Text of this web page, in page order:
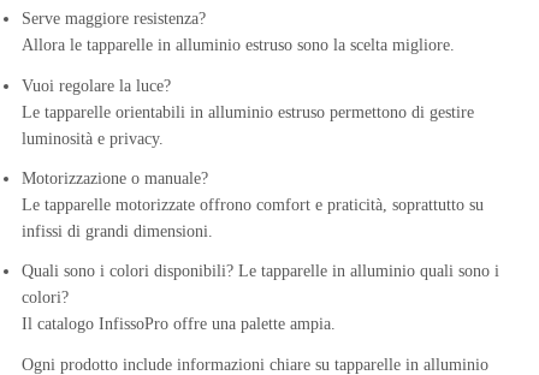
Serve maggiore resistenza?
Allora le tapparelle in alluminio estruso sono la scelta migliore.
Vuoi regolare la luce?
Le tapparelle orientabili in alluminio estruso permettono di gestire
luminosità e privacy.
Motorizzazione o manuale?
Le tapparelle motorizzate offrono comfort e praticità, soprattutto su
infissi di grandi dimensioni.
Quali sono i colori disponibili? Le tapparelle in alluminio quali sono i
colori?
Il catalogo InfissoPro offre una palette ampia.
Ogni prodotto include informazioni chiare su tapparelle in alluminio